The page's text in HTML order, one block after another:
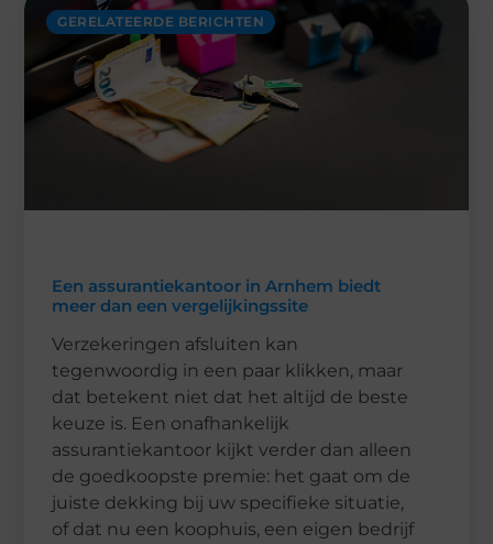
GERELATEERDE BERICHTEN
Een assurantiekantoor in Arnhem biedt
meer dan een vergelijkingssite
Verzekeringen afsluiten kan
tegenwoordig in een paar klikken, maar
dat betekent niet dat het altijd de beste
keuze is. Een onafhankelijk
assurantiekantoor kijkt verder dan alleen
de goedkoopste premie: het gaat om de
juiste dekking bij uw specifieke situatie,
of dat nu een koophuis, een eigen bedrijf